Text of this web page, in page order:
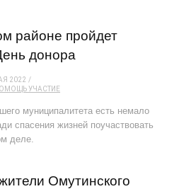
районе пройдет
донора
2022
УЧАСТИЕ
муниципалитета есть немало
спасения жизней поучаствовать
деле.
Омутинского